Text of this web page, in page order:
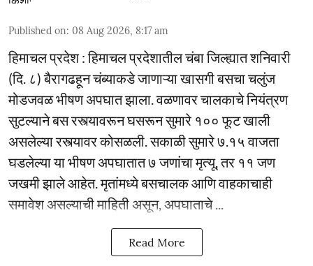
Published on: 08 Aug 2026, 8:17 am
हिमाचल प्रदेश : हिमाचल प्रदेशातील चंबा जिल्ह्यात शनिवारी
(दि. ८) बैरागढहून चंब्याकडे जाणाऱ्या खासगी बसचा चलुंज
मोडजवळ भीषण अपघात झाला. वळणावर चालकाचे नियंत्रण
सुटल्याने बस रस्त्यावरून घसरून सुमारे १०० फूट खाली
असलेल्या रस्त्यावर कोसळली. सकाळी सुमारे ७.१५ वाजता
घडलेल्या या भीषण अपघातात ७ जणांचा मृत्यू, तर ११ जण
जखमी झाले आहेत. मृतांमध्ये बसचालक आणि वाहकाचाही
समावेश असल्याची माहिती असून, अपघाताचे ...
Read More